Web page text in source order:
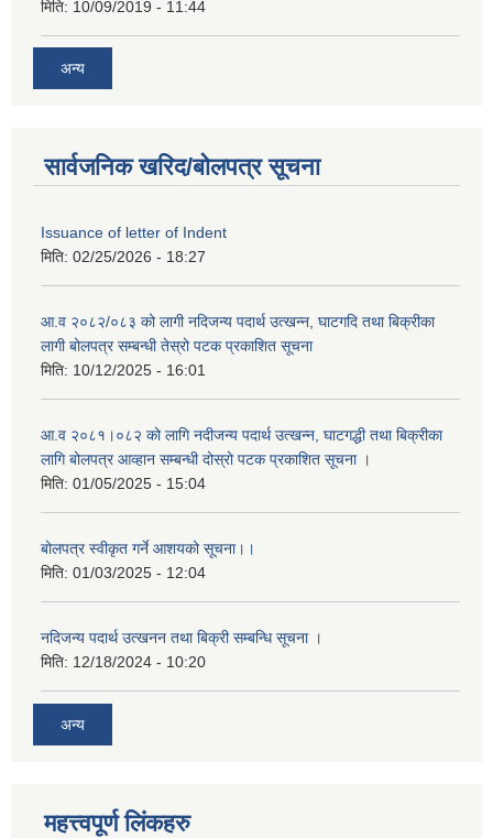
मिति: 10/09/2019 - 11:44
अन्य
सार्वजनिक खरिद/बोलपत्र सूचना
Issuance of letter of Indent
मिति: 02/25/2026 - 18:27
आ.व २०८२/०८३ को लागी नदिजन्य पदार्थ उत्खन्न, घाटगदि तथा बिक्रीका
लागी बोलपत्र सम्बन्धी तेस्रो पटक प्रकाशित सूचना
मिति: 10/12/2025 - 16:01
आ.व २०८१।०८२ को लागि नदीजन्य पदार्थ उत्खन्न, घाटगद्धी तथा बिक्रीका
लागि बोलपत्र आव्हान सम्बन्धी दोस्रो पटक प्रकाशित सूचना ।
मिति: 01/05/2025 - 15:04
बोलपत्र स्वीकृत गर्ने आशयको सूचना।।
मिति: 01/03/2025 - 12:04
नदिजन्य पदार्थ उत्खनन तथा बिक्री सम्बन्धि सूचना ।
मिति: 12/18/2024 - 10:20
अन्य
महत्त्वपूर्ण लिंकहरु